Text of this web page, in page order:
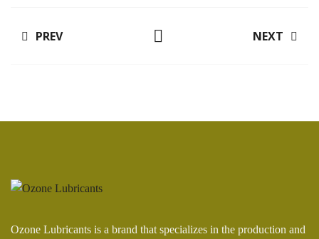
PREV NEXT
Ozone Lubricants is a brand that specializes in the production and